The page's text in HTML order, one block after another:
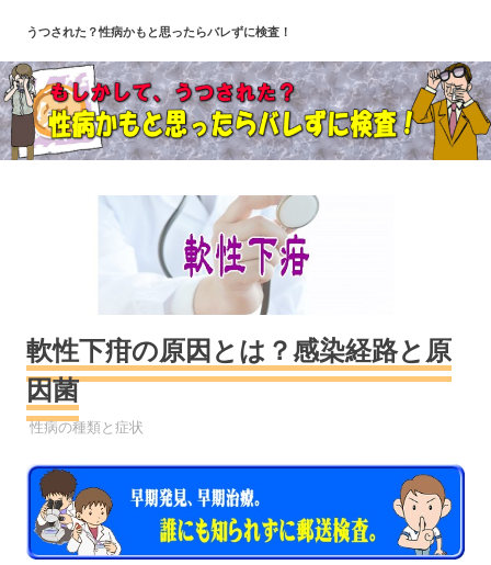
テ
ン
ツ
へ
うつされた？性病かもと思ったらバレずに検査！
軟性下疳の原因とは？感染経路と原
因菌
性病
性病の種類と症状